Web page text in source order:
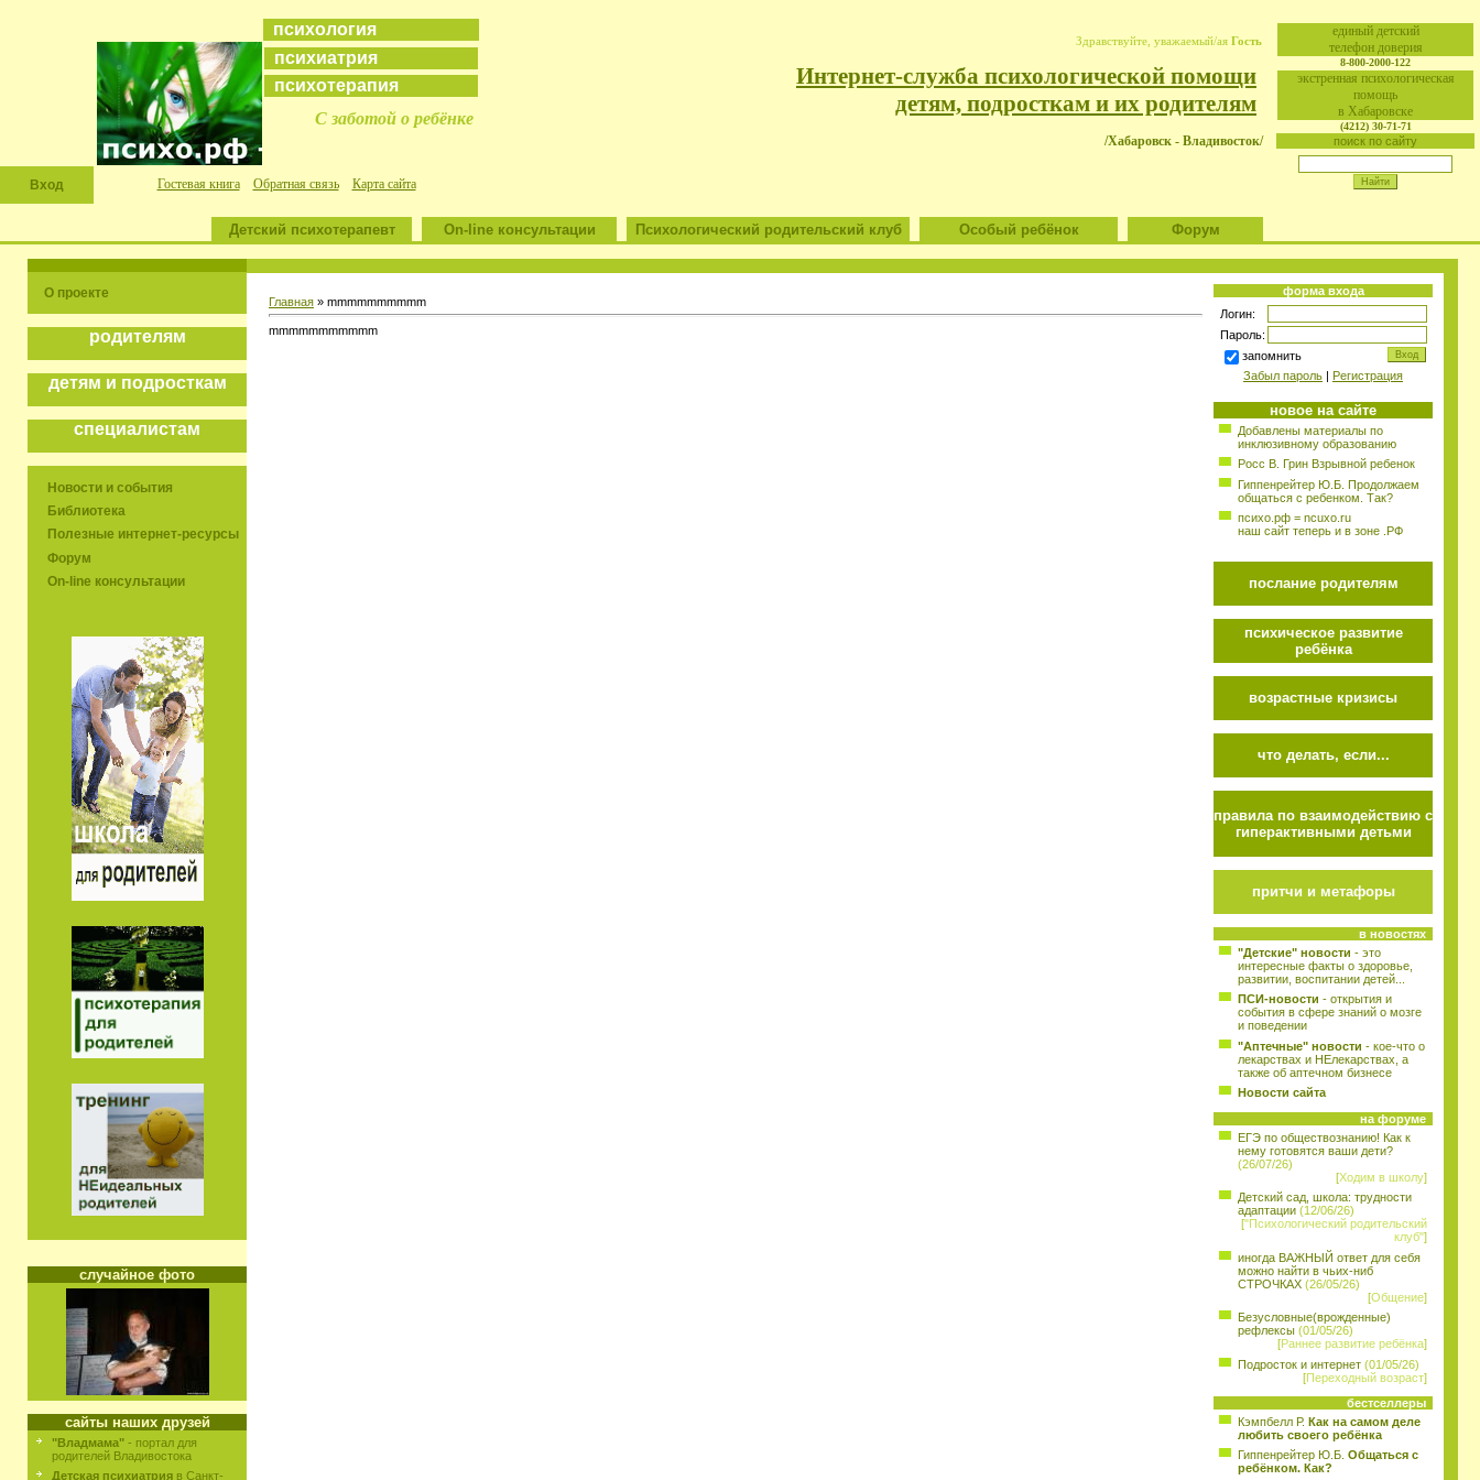
eдиный детский
телефон доверия
8-800-2000-122
экстренная психологическая
помощь
в Хабаровске
(4212) 30-71-71
поиск по сайту
психология
психиатрия
психотерапия
С заботой о ребёнке
Здравствуйте, уважаемый/ая Гость
Интернет-служба психологической помощи
детям, подросткам и их родителям
/Хабаровск - Владивосток/
Вход Гостевая книга Обратная связь Карта сайта
Детский психотерапевт On-line консультации Психологический родительский клуб Особый ребёнок Форум
О проекте
родителям
детям и подросткам
специалистам
Новости и события
Библиотека
Полезные интернет-ресурсы
Форум
On-line консультации
случайное фото
сайты наших друзей
"Владмама" - портал для
родителей Владивостока
Детская психиатрия в Санкт-
Главная » mmmmmmmmmm
mmmmmmmmmmm
форма входа
Логин:
Пароль:
запомнить
Забыл пароль | Регистрация
новое на сайте
Добавлены материалы по
инклюзивному образованию
Росс В. Грин Взрывной ребенок
Гиппенрейтер Ю.Б. Продолжаем
общаться с ребенком. Так?
психо.рф = ncuxo.ru
наш сайт теперь и в зоне .РФ
послание родителям
психическое развитие
ребёнка
возрастные кризисы
что делать, если...
правила по взаимодействию с
гиперактивными детьми
притчи и метафоры
в новостях
"Детские" новости - это
интересные факты о здоровье,
развитии, воспитании детей...
ПСИ-новости - открытия и
события в сфере знаний о мозге
и поведении
"Аптечные" новости - кое-что о
лекарствах и НЕлекарствах, а
также об аптечном бизнесе
Новости сайта
на форуме
ЕГЭ по обществознанию! Как к
нему готовятся ваши дети?
(26/07/26)
[Ходим в школу]
Детский сад, школа: трудности
адаптации (12/06/26)
["Психологический родительский
клуб"]
иногда ВАЖНЫЙ ответ для себя
можно найти в чьих-ниб
СТРОЧКАХ (26/05/26)
[Общение]
Безусловные(врожденные)
рефлексы (01/05/26)
[Раннее развитие ребёнка]
Подросток и интернет (01/05/26)
[Переходный возраст]
бестселлеры
Кэмпбелл Р. Как на самом деле
любить своего ребёнка
Гиппенрейтер Ю.Б. Общаться с
ребёнком. Как?